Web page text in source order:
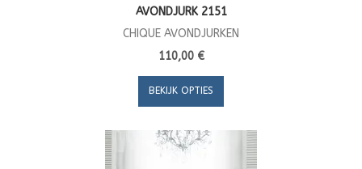
AVONDJURK 2151
CHIQUE AVONDJURKEN
110,00 €
BEKIJK OPTIES